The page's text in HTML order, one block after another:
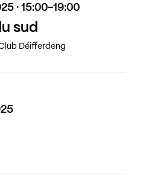
· 15:00-19:00
sud
Déifferdeng